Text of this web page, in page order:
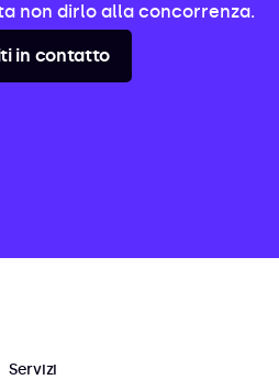
non dirlo alla concorrenza.
in contatto
Servizi